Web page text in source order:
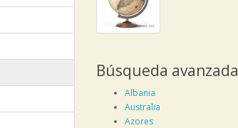
Búsqueda avanzada
Albania
Australia
Azores